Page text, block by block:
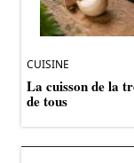
CUISINE
La cuisson de la
de tous